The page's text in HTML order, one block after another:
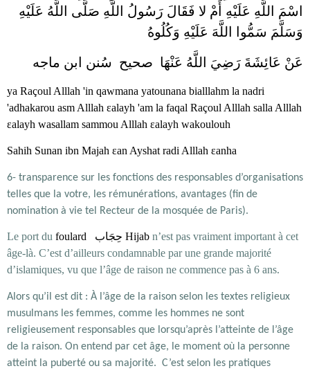
اسْمَ اللَّهِ عَلَيْهِ أَمْ لا فَقَالَ رَسُولُ اللَّهِ صَلَّى اللَّهُ عَلَيْهِ
وَسَلَّمَ سَمُّوا اللَّهَ عَلَيْهِ وَكُلُوهُ
صحيح سُنن ابن ماجه‎ عَنْ عَائِشَةَ رَضِيَ اللَّهُ عَنْهَا
ya Raçoul Alllah 'in qawmana yatounana bialllahm la nadri
'adhakarou asm Alllah εalayh 'am la faqal Raçoul Alllah salla Alllah
εalayh wasallam sammou Alllah εalayh wakoulouh
Sahih Sunan ibn Majah‎ εan Ayshat radi Alllah εanha
6- transparence sur les fonctions des responsables d’organisations
telles que la votre, les rémunérations, avantages (fin de
nomination à vie tel Recteur de la mosquée de Paris).
Le port du foulard حِجَاب Hijab n’est pas vraiment important à cet
âge-là. C’est d’ailleurs condamnable par une grande majorité
d’islamiques, vu que l’âge de raison ne commence pas à 6 ans.
Alors qu’il est dit : À l’âge de la raison selon les textes religieux
musulmans les femmes, comme les hommes ne sont
religieusement responsables que lorsqu’après l’atteinte de l’âge
de la raison. On entend par cet âge, le moment où la personne
atteint la puberté ou sa majorité. C’est selon les pratiques